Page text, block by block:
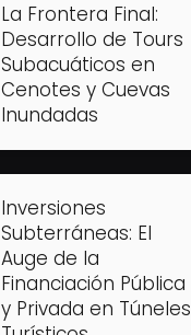
La Frontera Final:
Desarrollo de Tours
Subacuáticos en
Cenotes y Cuevas
Inundadas
Inversiones
Subterráneas: El
Auge de la
Financiación Pública
y Privada en Túneles